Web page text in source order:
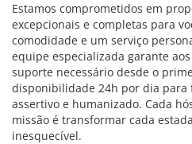
Estamos comprometidos em
excepcionais e completas para
comodidade e um serviço
equipe especializada garante
suporte necessário desde o
disponibilidade 24h por dia
assertivo e humanizado. Cada
missão é transformar cada
inesquecível.